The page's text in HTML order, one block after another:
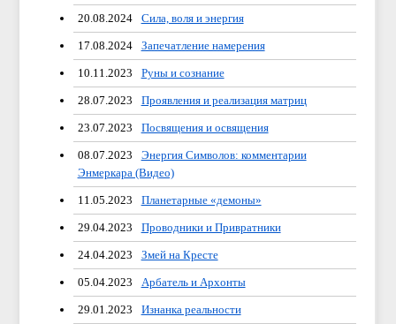
20.08.2024 Сила, воля и энергия
17.08.2024 Запечатление намерения
10.11.2023 Руны и сознание
28.07.2023 Проявления и реализация матриц
23.07.2023 Посвящения и освящения
08.07.2023
Энергия Символов: комментарии
Энмеркара (Видео)
11.05.2023 Планетарные «демоны»
29.04.2023 Проводники и Привратники
24.04.2023 Змей на Кресте
05.04.2023 Арбатель и Архонты
29.01.2023 Изнанка реальности